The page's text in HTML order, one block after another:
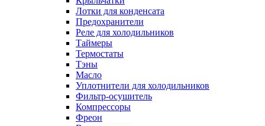
Лотки для конденсата
Предохранители
Реле для холодильников
Таймеры
Термостаты
Тэны
Масло
Уплотнители для холодильников
Фильтр-осушитель
Компрессоры
Фреон